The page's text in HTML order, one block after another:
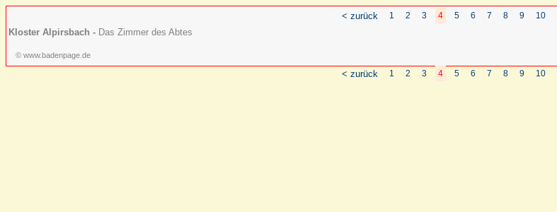
< zurück 1 2 3 4 5 6 7 8 9 10
Kloster Alpirsbach - Das Zimmer des Abtes
© www.badenpage.de
< zurück 1 2 3 4 5 6 7 8 9 10